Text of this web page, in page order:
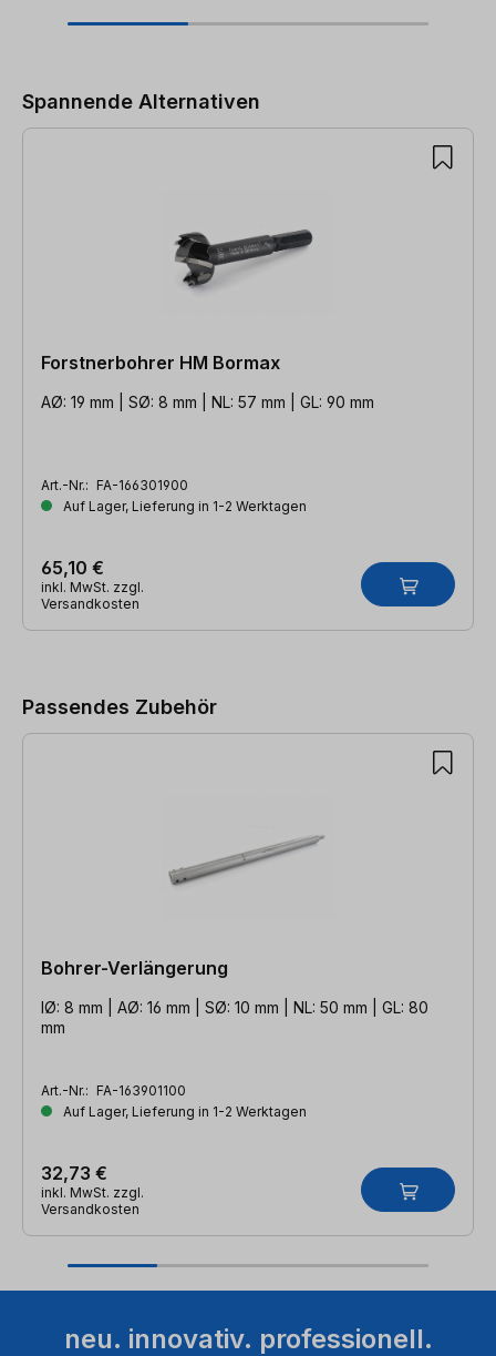
Spannende Alternativen
Forstnerbohrer HM Bormax
AØ: 19 mm | SØ: 8 mm | NL: 57 mm | GL: 90 mm
Art.-Nr.: FA-166301900
Auf Lager, Lieferung in 1-2 Werktagen
65,10 €
inkl. MwSt. zzgl.
Versandkosten
Passendes Zubehör
Bohrer-Verlängerung
IØ: 8 mm | AØ: 16 mm | SØ: 10 mm | NL: 50 mm | GL: 80
mm
Art.-Nr.: FA-163901100
Auf Lager, Lieferung in 1-2 Werktagen
32,73 €
inkl. MwSt. zzgl.
Versandkosten
neu. innovativ. professionell.